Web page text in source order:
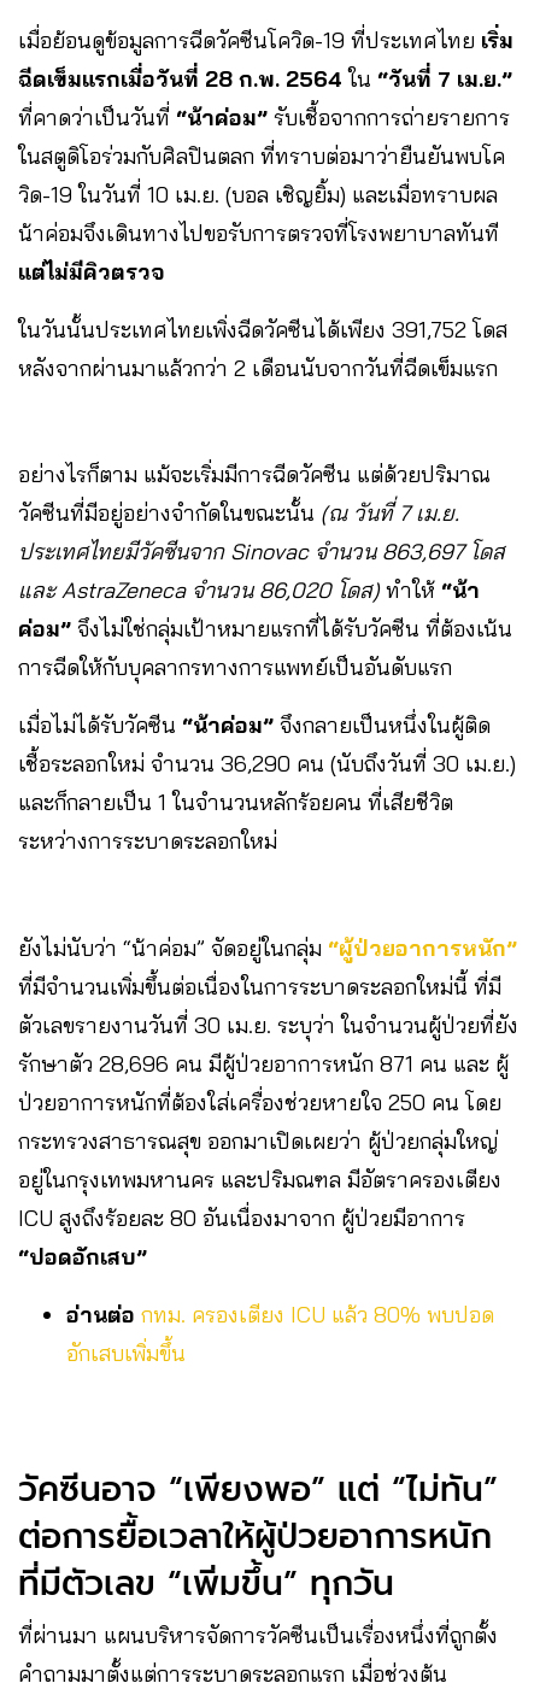
เมื่อย้อนดูข้อมูลการฉีดวัคซีนโควิด-19 ที่ประเทศไทย เริ่ม
ฉีดเข็มแรกเมื่อวันที่ 28 ก.พ. 2564 ใน “วันที่ 7 เม.ย.”
ที่คาดว่าเป็นวันที่ “น้าค่อม” รับเชื้อจากการถ่ายรายการ
ในสตูดิโอร่วมกับศิลปินตลก ที่ทราบต่อมาว่ายืนยันพบโค
วิด-19 ในวันที่ 10 เม.ย. (บอล เชิญยิ้ม) และเมื่อทราบผล
น้าค่อมจึงเดินทางไปขอรับการตรวจที่โรงพยาบาลทันที
แต่ไม่มีคิวตรวจ
ในวันนั้นประเทศไทยเพิ่งฉีดวัคซีนได้เพียง 391,752 โดส
หลังจากผ่านมาแล้วกว่า 2 เดือนนับจากวันที่ฉีดเข็มแรก
อย่างไรก็ตาม แม้จะเริ่มมีการฉีดวัคซีน แต่ด้วยปริมาณ
วัคซีนที่มีอยู่อย่างจำกัดในขณะนั้น (ณ วันที่ 7 เม.ย.
ประเทศไทยมีวัคซีนจาก Sinovac จำนวน 863,697 โดส
และ AstraZeneca จำนวน 86,020 โดส)ทำให้ “น้า
ค่อม” จึงไม่ใช่กลุ่มเป้าหมายแรกที่ได้รับวัคซีน ที่ต้องเน้น
การฉีดให้กับบุคลากรทางการแพทย์เป็นอันดับแรก
เมื่อไม่ได้รับวัคซีน “น้าค่อม” จึงกลายเป็นหนึ่งในผู้ติด
เชื้อระลอกใหม่ จำนวน 36,290 คน (นับถึงวันที่ 30 เม.ย.)
และก็กลายเป็น 1 ในจำนวนหลักร้อยคน ที่เสียชีวิต
ระหว่างการระบาดระลอกใหม่
ยังไม่นับว่า “น้าค่อม” จัดอยู่ในกลุ่ม “ผู้ป่วยอาการหนัก”
ที่มีจำนวนเพิ่มขึ้นต่อเนื่องในการระบาดระลอกใหม่นี้ ที่มี
ตัวเลขรายงานวันที่ 30 เม.ย. ระบุว่า ในจำนวนผู้ป่วยที่ยัง
รักษาตัว 28,696 คน มีผู้ป่วยอาการหนัก 871 คน และ ผู้
ป่วยอาการหนักที่ต้องใส่เครื่องช่วยหายใจ 250 คน โดย
กระทรวงสาธารณสุข ออกมาเปิดเผยว่า ผู้ป่วยกลุ่มใหญ่
อยู่ในกรุงเทพมหานคร และปริมณฑล มีอัตราครองเตียง
ICU สูงถึงร้อยละ 80 อันเนื่องมาจาก ผู้ป่วยมีอาการ
“ปอดอักเสบ”
อ่านต่อ กทม. ครองเตียง ICU แล้ว 80% พบปอด
อักเสบเพิ่มขึ้น
วัคซีนอาจ “เพียงพอ” แต่ “ไม่ทัน”
ต่อการยื้อเวลาให้ผู้ป่วยอาการหนัก
ที่มีตัวเลข “เพิ่มขึ้น” ทุกวัน
ที่ผ่านมา แผนบริหารจัดการวัคซีนเป็นเรื่องหนึ่งที่ถูกตั้ง
คำถามมาตั้งแต่การระบาดระลอกแรก เมื่อช่วงต้น